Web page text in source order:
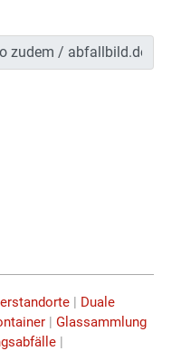
| Duale
|Glassammlung
|